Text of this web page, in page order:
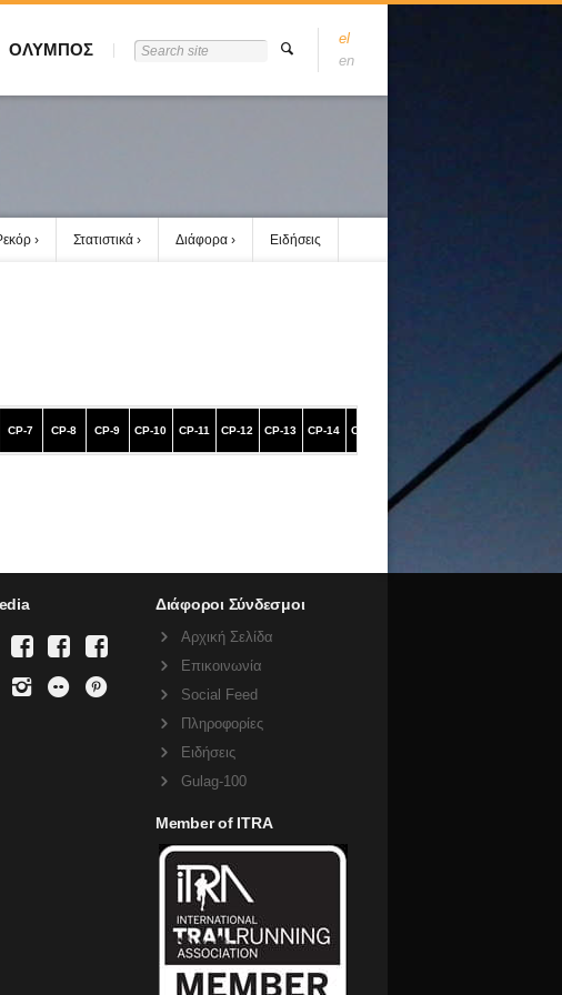
el
en
ΟΛΥΜΠΟΣ
Στατιστικά Διάφορα Ειδήσεις
CP-7 CP-8 CP-9 CP-10 CP-11 CP-12 CP-13 CP-14 CP-15 CP-17 CP-18
Διάφοροι Σύνδεσμοι
Αρχική Σελίδα
Επικοινωνία
Social Feed
Πληροφορίες
Ειδήσεις
Gulag-100
Member of ITRA